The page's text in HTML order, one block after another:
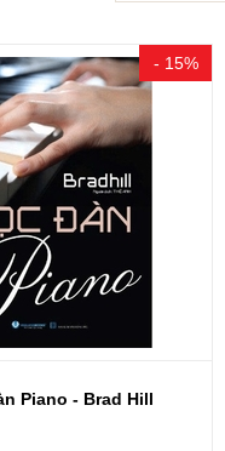
- 15%
Piano - Brad Hill